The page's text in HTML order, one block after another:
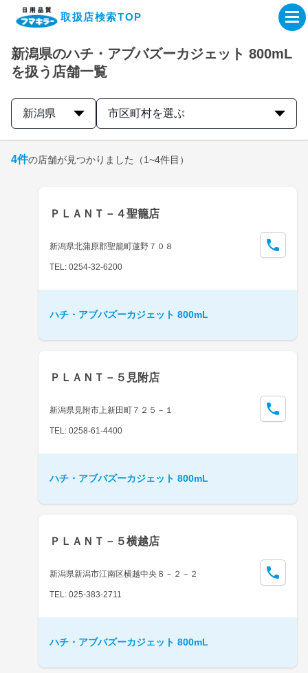
取扱店検索TOP
企業・IR情報サイト
製品情報サイト
取扱店検索はこちら
新潟県のハチ・アブバズーカジェット 800mL
を扱う店舗一覧
新潟県 市区町村を選ぶ
4件の店舗が見つかりました （1~4件目）
ＰＬＡＮＴ－４聖籠店
新潟県北蒲原郡聖籠町蓮野７０８
TEL: 0254-32-6200
ハチ・アブバズーカジェット 800mL
ＰＬＡＮＴ－５見附店
新潟県見附市上新田町７２５－１
TEL: 0258-61-4400
ハチ・アブバズーカジェット 800mL
ＰＬＡＮＴ－５横越店
新潟県新潟市江南区横越中央８－２－２
TEL: 025-383-2711
ハチ・アブバズーカジェット 800mL